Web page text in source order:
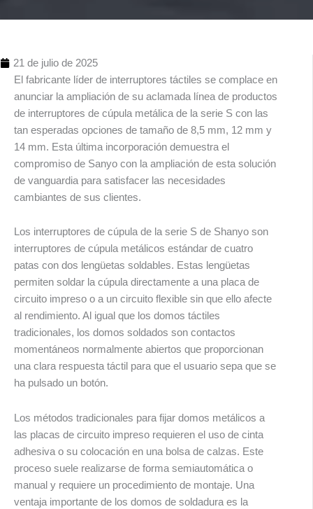
21 de julio de 2025
El fabricante líder de interruptores táctiles se complace en
anunciar la ampliación de su aclamada línea de productos
de interruptores de cúpula metálica de la serie S con las
tan esperadas opciones de tamaño de 8,5 mm, 12 mm y
14 mm. Esta última incorporación demuestra el
compromiso de Sanyo con la ampliación de esta solución
de vanguardia para satisfacer las necesidades
cambiantes de sus clientes.
Los interruptores de cúpula de la serie S de Shanyo son
interruptores de cúpula metálicos estándar de cuatro
patas con dos lengüetas soldables. Estas lengüetas
permiten soldar la cúpula directamente a una placa de
circuito impreso o a un circuito flexible sin que ello afecte
al rendimiento. Al igual que los domos táctiles
tradicionales, los domos soldados son contactos
momentáneos normalmente abiertos que proporcionan
una clara respuesta táctil para que el usuario sepa que se
ha pulsado un botón.
Los métodos tradicionales para fijar domos metálicos a
las placas de circuito impreso requieren el uso de cinta
adhesiva o su colocación en una bolsa de calzas. Este
proceso suele realizarse de forma semiautomática o
manual y requiere un procedimiento de montaje. Una
ventaja importante de los domos de soldadura es la